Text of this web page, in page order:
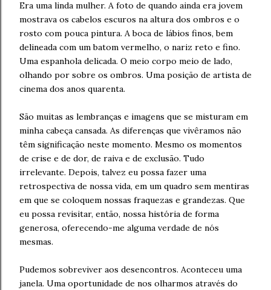
Era uma linda mulher. A foto de quando ainda era jovem
mostrava os cabelos escuros na altura dos ombros e o
rosto com pouca pintura. A boca de lábios finos, bem
delineada com um batom vermelho, o nariz reto e fino.
Uma espanhola delicada. O meio corpo meio de lado,
olhando por sobre os ombros. Uma posição de artista de
cinema dos anos quarenta.
São muitas as lembranças e imagens que se misturam em
minha cabeça cansada. As diferenças que vivêramos não
têm significação neste momento. Mesmo os momentos
de crise e de dor, de raiva e de exclusão. Tudo
irrelevante. Depois, talvez eu possa fazer uma
retrospectiva de nossa vida, em um quadro sem mentiras
em que se coloquem nossas fraquezas e grandezas. Que
eu possa revisitar, então, nossa história de forma
generosa, oferecendo-me alguma verdade de nós
mesmas.
Pudemos sobreviver aos desencontros. Aconteceu uma
janela. Uma oportunidade de nos olharmos através do